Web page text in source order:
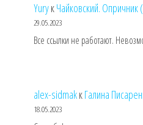
YuryкЧайковский. Опричник
29.05.2023
Все ссылки не работают.
alex-sidmakкГалина
18.05.2023